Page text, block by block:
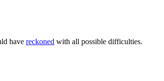
have reckoned with all possible difficulties.